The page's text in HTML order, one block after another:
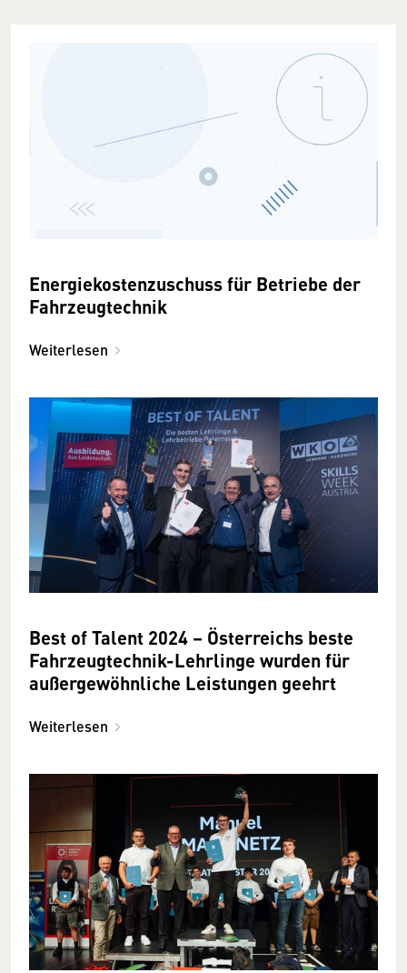
Energiekostenzuschuss für Betriebe der
Fahrzeugtechnik
Weiterlesen
Best of Talent 2024 – Österreichs beste
Fahrzeugtechnik-Lehrlinge wurden für
außergewöhnliche Leistungen geehrt
Weiterlesen